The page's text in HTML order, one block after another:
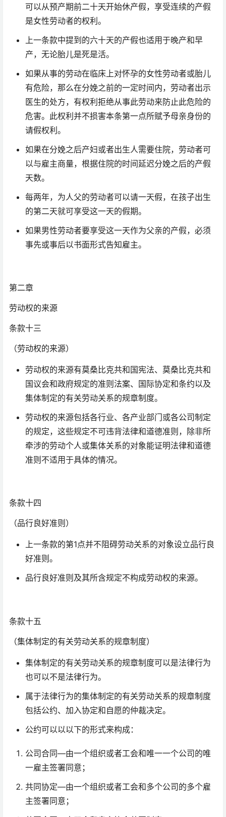
可以从预产期前二十天开始休产假，享受连续的产假
是女性劳动者的权利。
上一条款中提到的六十天的产假也适用于晚产和早
产，无论胎儿是死是活。
如果从事的劳动在临床上对怀孕的女性劳动者或胎儿
有危险，那么在分娩之前的一定时间内，劳动者出示
医生的处方，有权利拒绝从事此劳动来防止此危险的
危害。此权利并不损害本条第一点所赋予母亲身份的
请假权利。
如果在分娩之后产妇或者出生人需要住院，劳动者可
以与雇主商量，根据住院的时间延迟分娩之后的产假
天数。
每两年，为人父的劳动者可以请一天假，在孩子出生
的第二天就可享受这一天的假期。
如果男性劳动者要享受这一天作为父亲的产假，必须
事先或事后以书面形式告知雇主。
第二章
劳动权的来源
条款十三
（劳动权的来源）
劳动权的来源有莫桑比克共和国宪法、莫桑比克共和
国议会和政府规定的准则法案、国际协定和条约以及
集体制定的有关劳动关系的规章制度。
劳动权的来源包括各行业、各产业部门或各公司制定
的规定，这些规定不可违背法律和道德准则，除非所
牵涉的劳动个人或集体关系的对象能证明法律和道德
准则不适用于具体的情况。
条款十四
（品行良好准则）
上一条款的第1点并不阻碍劳动关系的对象设立品行良
好准则。
品行良好准则及其所含规定不构成劳动权的来源。
条款十五
（集体制定的有关劳动关系的规章制度）
集体制定的有关劳动关系的规章制度可以是法律行为
也可以不是法律行为。
属于法律行为的集体制定的有关劳动关系的规章制度
包括公约、加入协定和自愿的仲裁决定。
公约可以以以下的形式来构成：
公司合同—由一个组织或者工会和唯一一个公司的唯
一雇主签署同意；
共同协定—由一个组织或者工会和多个公司的多个雇
主签署同意；